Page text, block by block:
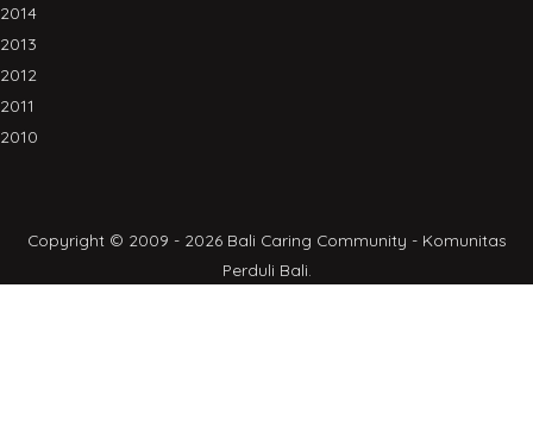
2014
2013
2012
2011
2010
Copyright © 2009 - 2026 Bali Caring Community - Komunitas
Perduli Bali.